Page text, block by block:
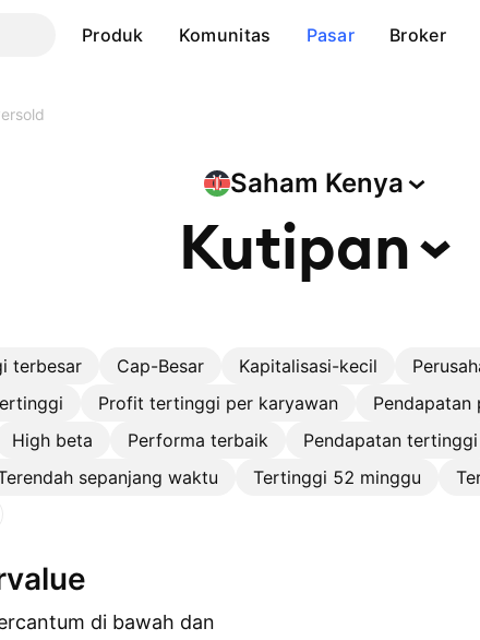
Produk Komunitas Pasar Broker
Saham Kenya
Kutipan
terbesar Cap-Besar Kapitalisasi-kecil
Profit tertinggi per karyawan Pendapatan
High beta Performa terbaik Pendapatan tertinggi
sepanjang waktu Tertinggi 52 minggu
di bawah dan